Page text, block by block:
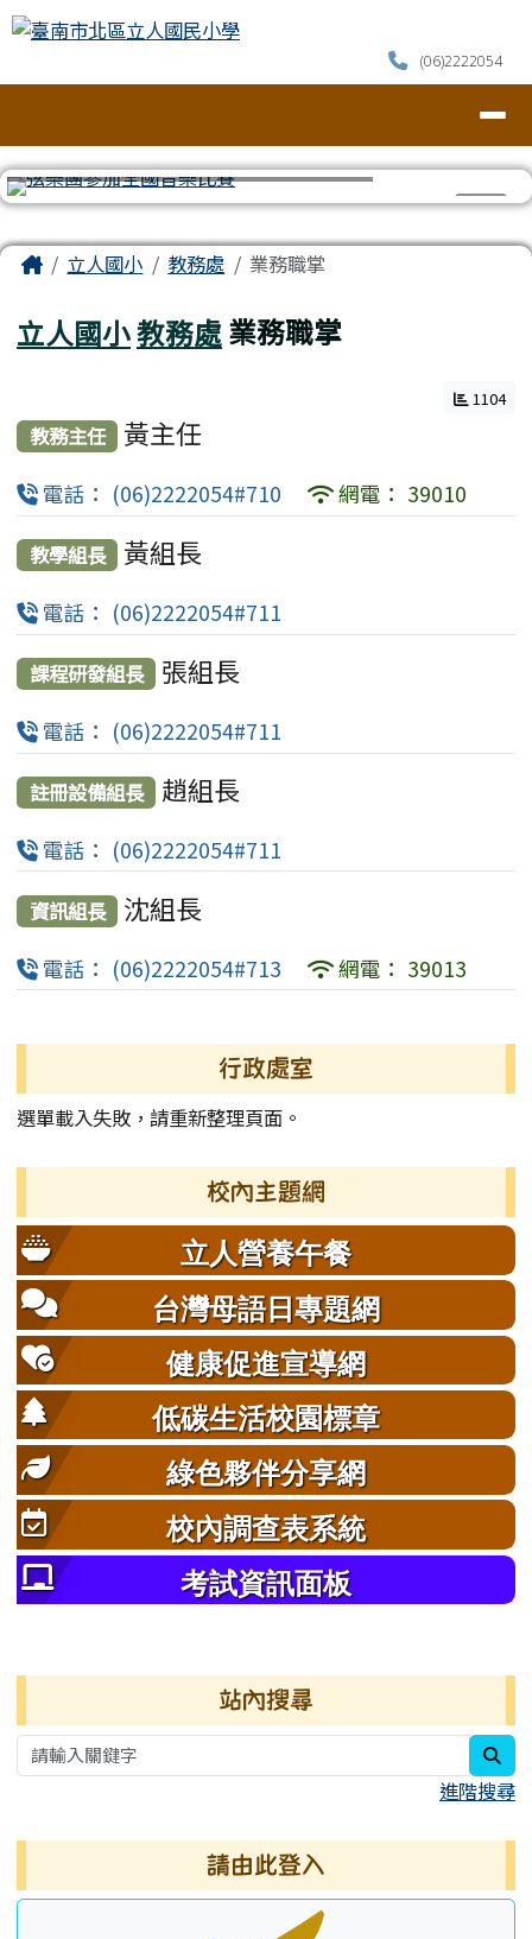
跳至主內容區
臺南市北區立人國民小學
(06)2222054
主內容區域
Home立人國小 教務處 業務職掌
立人國小教務處業務職掌
1104
教務主任 黃主任
電話： (06)2222054#710 網電： 39010
教學組長 黃組長
電話： (06)2222054#711
課程研發組長 張組長
電話： (06)2222054#711
註冊設備組長 趙組長
電話： (06)2222054#711
資訊組長 沈組長
電話： (06)2222054#713 網電： 39013
行政處室
選單載入失敗，請重新整理頁面。
校內主題網
立人營養午餐
台灣母語日專題網
健康促進宣導網
低碳生活校園標章
綠色夥伴分享網
校內調查表系統
考試資訊面板
站內搜尋
進階搜尋
請由此登入
頁尾區域